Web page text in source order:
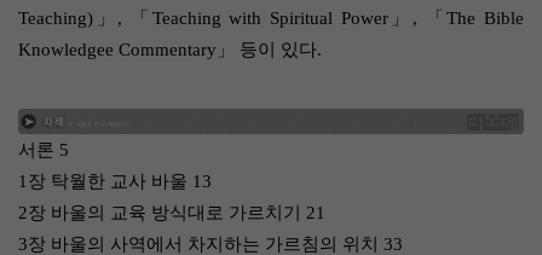
Teaching)」, 「Teaching with Spiritual Power」, 「The Bible
Knowledgee Commentary」 등이 있다.
서론 5
1장 탁월한 교사 바울 13
2장 바울의 교육 방식대로 가르치기 21
3장 바울의 사역에서 차지하는 가르침의 위치 33